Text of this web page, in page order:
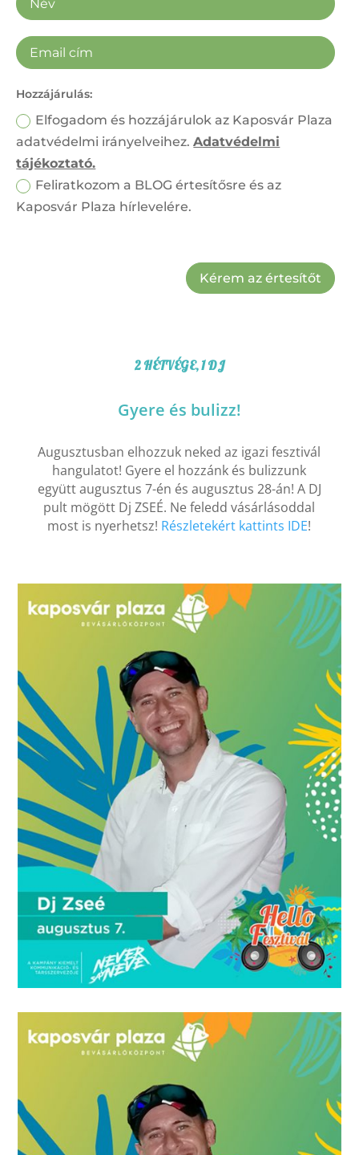
Hozzájárulás:
Elfogadom és hozzájárulok az Kaposvár Plaza
adatvédelmi irányelveihez.Adatvédelmi
tájékoztató.
Feliratkozom a BLOG értesítősre és az
Kaposvár Plaza hírlevelére.
Kérem az értesítőt
2 HÉTVÉGE, 1 DJ
Gyere és bulizz!
Augusztusban elhozzuk neked az igazi fesztivál
hangulatot! Gyere el hozzánk és bulizzunk
együtt augusztus 7-én és augusztus 28-án! A DJ
pult mögött Dj ZSEÉ. Ne feledd vásárlásoddal
most is nyerhetsz! Részletekért kattints IDE!